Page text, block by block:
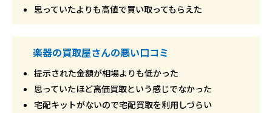
思っていたよりも高値で買い取ってもらえた
楽器の買取屋さんの悪い口コミ
提示された金額が相場よりも低かった
思っていたほど高価買取という感じでなかった
宅配キットがないので宅配買取を利用しづらい